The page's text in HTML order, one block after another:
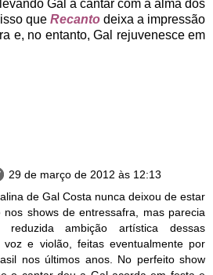
Gal a cantar com a alma dos
que Recanto deixa a impressão
e, no entanto, Gal rejuvenesce em
29 de março de 2012 às 12:13
de Gal Costa nunca deixou de estar
shows de entressafra, mas parecia
reduzida ambição artística dessas
voz e violão, feitas eventualmente por
nos últimos anos. No perfeito show